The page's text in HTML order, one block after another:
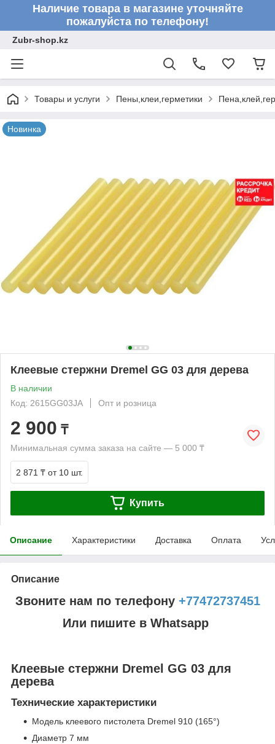
Наличие товара в магазине уточняйте
пожалуйста по телефону!
Zubr-shop.kz
Товары и услуги Пены,клеи,герметики
Новинка
Клеевые стержни Dremel GG 03 для дерева
В наличии
Код: 2615GG03JA
Опт и розница
2 900 ₸
Минимальная сумма заказа на сайте — 5 000 ₸
2 871 ₸ от 10 шт.
Купить
Описание Характеристики Доставка Оплата
Описание
Звоните нам по телефону +77472737451
Или пишите в Whatsapp
Клеевые стержни Dremel GG 03 для
дерева
Технические характеристики
Модель клеевого пистолета Dremel 910 (165°)
Диаметр 7 мм